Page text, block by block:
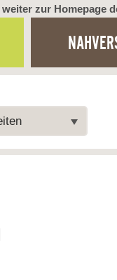
weiter zur Homepage